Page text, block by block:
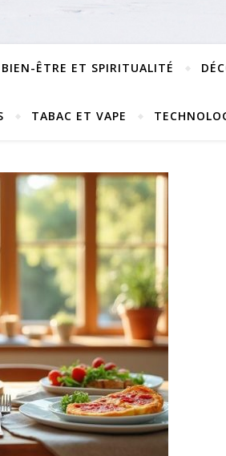
BIEN-ÊTRE ET SPIRITUALITÉ
TABAC ET VAPE